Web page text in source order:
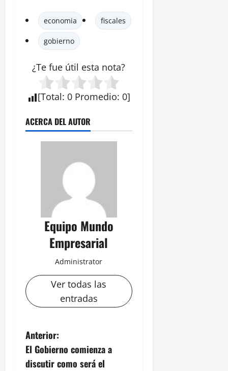
economia fiscales
gobierno
¿Te fue útil esta nota?
[Total: 0 Promedio: 0]
ACERCA DEL AUTOR
Equipo Mundo
Empresarial
Administrator
Ver todas las
entradas
N
a
Anterior:
El Gobierno comienza a
discutir como será el